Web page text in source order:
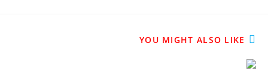
YOU MIGHT ALSO LIKE